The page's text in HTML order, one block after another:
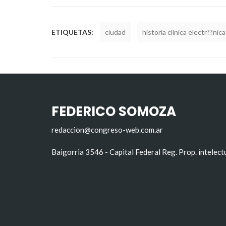
ETIQUETAS: ciudad historia clinica electr??nica
FEDERICO SOMOZA
redaccion@congreso-web.com.ar
Baigorria 3546 - Capital Federal Reg. Prop.